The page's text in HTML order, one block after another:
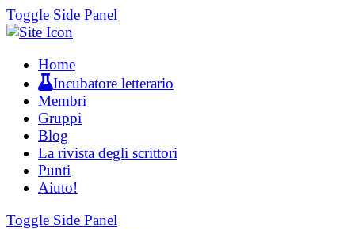
Toggle Side Panel
Home
Incubatore letterario
Membri
Gruppi
Blog
La rivista degli scrittori
Punti
Aiuto!
Toggle Side Panel